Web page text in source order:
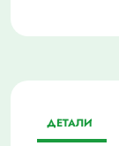
ДЕТАЛИ